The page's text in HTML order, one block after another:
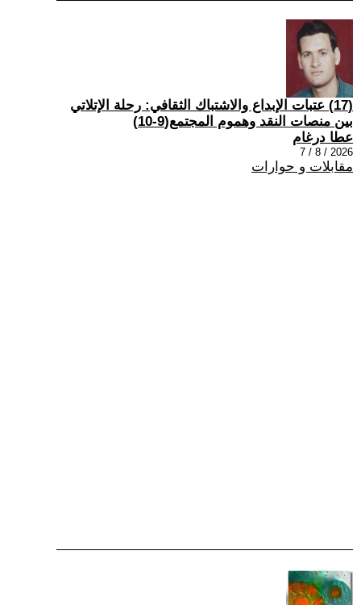
(17) عتبات الإبداع والاشتباك الثقافي: رحلة الإتلاتي
بين منصات النقد وهموم المجتمع(9-10)
عطا درغام
2026 / 8 / 7
مقابلات و حوارات